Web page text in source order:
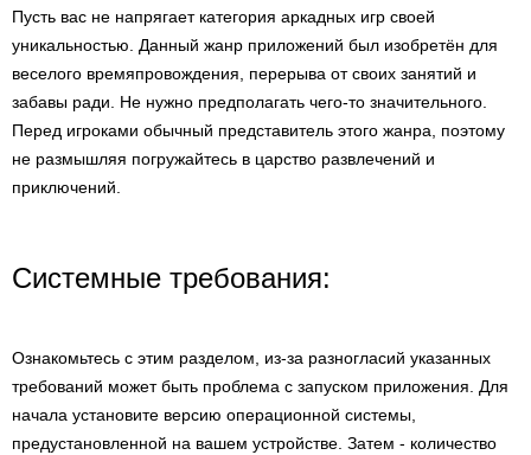
Пусть вас не напрягает категория аркадных игр своей
уникальностью. Данный жанр приложений был изобретён для
веселого времяпровождения, перерыва от своих занятий и
забавы ради. Не нужно предполагать чего-то значительного.
Перед игроками обычный представитель этого жанра, поэтому
не размышляя погружайтесь в царство развлечений и
приключений.
Системные требования:
Ознакомьтесь с этим разделом, из-за разногласий указанных
требований может быть проблема с запуском приложения. Для
начала установите версию операционной системы,
предустановленной на вашем устройстве. Затем - количество